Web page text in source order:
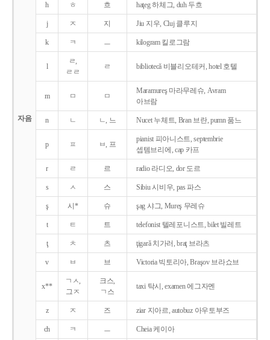
자음
h ㅎ 흐 haţeg 하체그, duh 두흐
j ㅈ 지 Jiu 지우, Cluj 클루지
k ㅋ ㅡ kilogram 킬로그람
l
ㄹ,
ㄹㄹ
ㄹ bibliotecǎ 비블리오테커, hotel 호텔
m ㅁ ㅁ
Maramureş 마라무레슈, Avram
아브람
n ㄴ ㄴ, 느 Nucet 누체트, Bran 브란, pumn 품느
p ㅍ ㅂ, 프
pianist 피아니스트, septembrie
셉템브리에, cap 카프
r ㄹ 르 radio 라디오, dor 도르
s ㅅ 스 Sibiu 시비우, pas 파스
ş 시* 슈 şag 샤그, Mureş 무레슈
t ㅌ 트 telefonist 텔레포니스트, bilet 빌레트
ţ ㅊ 츠 ţigarǎ 치가러, braţ 브라츠
v ㅂ 브 Victoria 빅토리아, Braşov 브라쇼브
x**
ㄱㅅ,
그ㅈ
크스,
ㄱ스
taxi 탁시, examen 에그자멘
z ㅈ 즈 ziar 지아르, autobuz 아우토부즈
ch ㅋ ㅡ Cheia 케이아